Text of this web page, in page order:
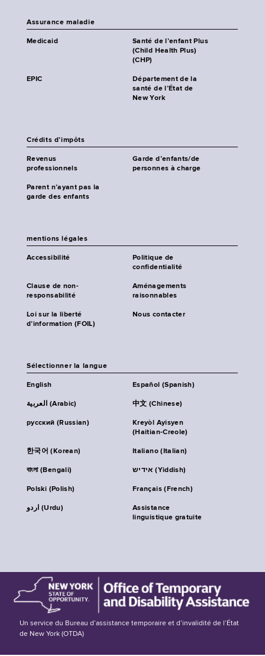
Assurance maladie
Medicaid
Santé de l’enfant Plus
(Child Health Plus)
(CHP)
EPIC
Département de la
santé de l’État de
New York
Crédits d’impôts
Revenus
professionnels
Garde d’enfants/de
personnes à charge
Parent n’ayant pas la
garde des enfants
mentions légales
Accessibilité
Politique de
confidentialité
Clause de non-
responsabilité
Aménagements
raisonnables
Loi sur la liberté
d’information (FOIL)
Nous contacter
Sélectionner la langue
English Español (Spanish)
العربية (Arabic) 中文 (Chinese)
русский (Russian)
Kreyòl Ayisyen
(Haitian-Creole)
한국어 (Korean) Italiano (Italian)
বাংলা (Bengali) אידיש (Yiddish)
Polski (Polish) Français (French)
اردو (Urdu)
Assistance
linguistique gratuite
Un service du Bureau d’assistance temporaire et d’invalidité de l’État
de New York (OTDA)